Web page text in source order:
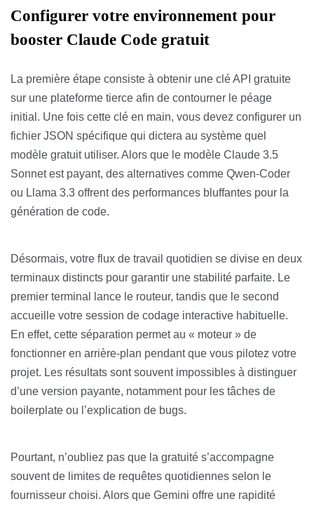
Configurer votre environnement pour
booster Claude Code gratuit
La première étape consiste à obtenir une clé API gratuite
sur une plateforme tierce afin de contourner le péage
initial. Une fois cette clé en main, vous devez configurer un
fichier JSON spécifique qui dictera au système quel
modèle gratuit utiliser. Alors que le modèle Claude 3.5
Sonnet est payant, des alternatives comme Qwen-Coder
ou Llama 3.3 offrent des performances bluffantes pour la
génération de code.
Désormais, votre flux de travail quotidien se divise en deux
terminaux distincts pour garantir une stabilité parfaite. Le
premier terminal lance le routeur, tandis que le second
accueille votre session de codage interactive habituelle.
En effet, cette séparation permet au « moteur » de
fonctionner en arrière-plan pendant que vous pilotez votre
projet. Les résultats sont souvent impossibles à distinguer
d’une version payante, notamment pour les tâches de
boilerplate ou l’explication de bugs.
Pourtant, n’oubliez pas que la gratuité s’accompagne
souvent de limites de requêtes quotidiennes selon le
fournisseur choisi. Alors que Gemini offre une rapidité